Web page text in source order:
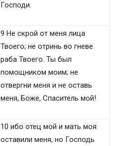
Господи.
9 Не скрой от меня лица
Твоего; не отринь во гневе
раба Твоего. Ты был
помощником моим; не
отвергни меня и не оставь
меня, Боже, Спаситель мой!
10 ибо отец мой и мать моя
оставили меня, но Господь